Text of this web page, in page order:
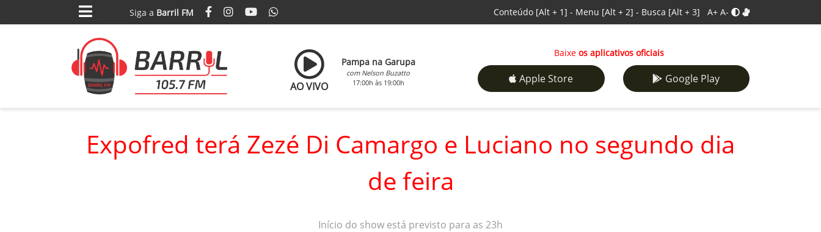
Siga a Barril FM Conteúdo [Alt + 1] - Menu [Alt + 2] - Busca [Alt + 3] A+ A-
AO VIVO
Pampa na Garupa
com Nelson Buzatto
17:00h às 19:00h
Baixe os aplicativos oficiais
Apple Store Google Play
Expofred terá Zezé Di Camargo e Luciano no segundo dia
de feira
Início do show está previsto para as 23h